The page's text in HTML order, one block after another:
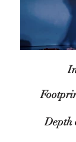
Depth